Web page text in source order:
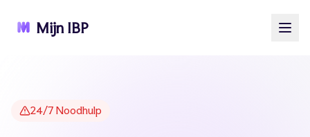
Mijn IBP
24/7 Noodhulp